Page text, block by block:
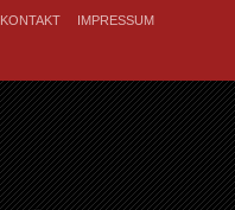
KONTAKT IMPRESSUM